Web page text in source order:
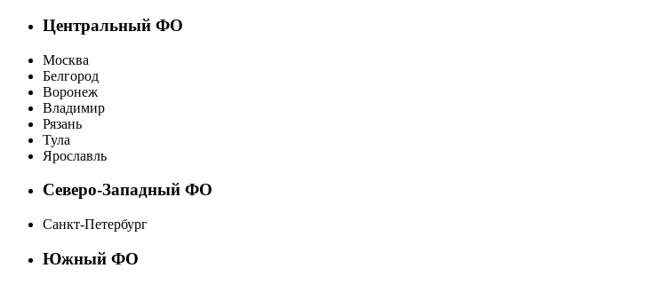
Центральный ФО
Москва
Белгород
Воронеж
Владимир
Рязань
Тула
Ярославль
Северо-Западный ФО
Санкт-Петербург
Южный ФО